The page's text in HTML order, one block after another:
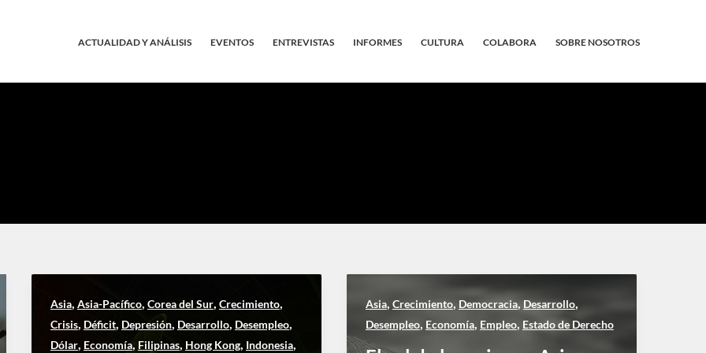
ACTUALIDAD Y ANÁLISIS EVENTOS ENTREVISTAS INFORMES CULTURA COLABORA SOBRE NOSOTROS
Asia, Asia-Pacífico, Corea del Sur, Crecimiento,
Crisis, Déficit, Depresión, Desarrollo, Desempleo,
Dólar, Economía, Filipinas, Hong Kong, Indonesia,
Asia, Crecimiento, Democracia,Desarrollo,
Desempleo, Economía, Empleo, Estado de Derecho